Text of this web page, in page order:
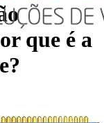
que é a